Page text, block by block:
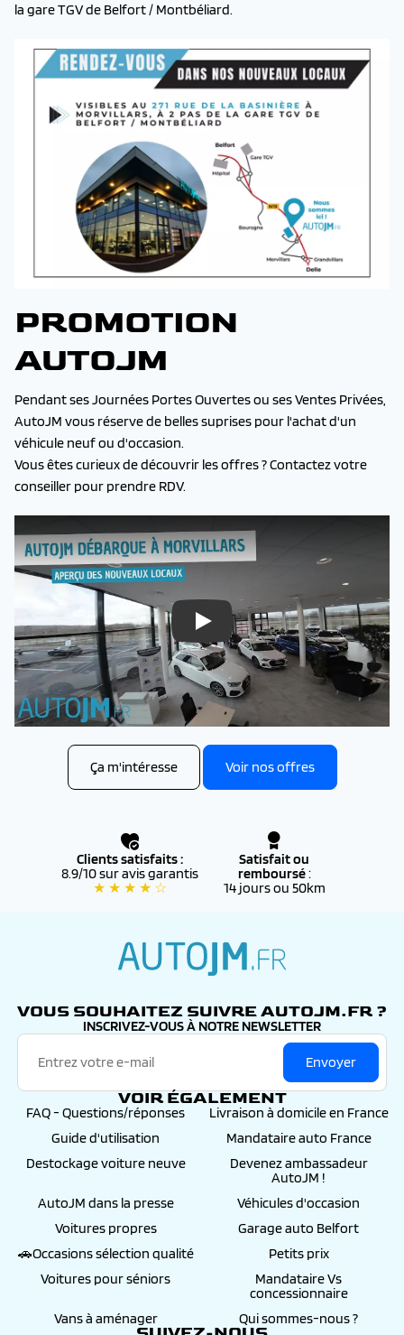
la gare TGV de Belfort / Montbéliard.
PROMOTION
AUTOJM
Pendant ses Journées Portes Ouvertes ou ses Ventes Privées,
AutoJM vous réserve de belles suprises pour l'achat d'un
véhicule neuf ou d'occasion.
Vous êtes curieux de découvrir les offres ? Contactez votre
conseiller pour prendre RDV.
Nouveaux locaux AutoJM
Ça m'intéresse Voir nos offres
Clients satisfaits :
8.9/10 sur avis garantis
★ ★ ★ ★ ☆
Satisfait ou
remboursé:
14 jours ou 50km
VOUS SOUHAITEZ SUIVRE AUTOJM.FR ?
INSCRIVEZ-VOUS À NOTRE NEWSLETTER
Envoyer
VOIR ÉGALEMENT
FAQ - Questions/réponses
Livraison à domicile en France
Guide d'utilisation
Mandataire auto France
Destockage voiture neuve
Devenez ambassadeur
AutoJM !
AutoJM dans la presse
Véhicules d'occasion
Voitures propres
Garage auto Belfort
🚗Occasions sélection qualité
Petits prix
Voitures pour séniors
Mandataire Vs
concessionnaire
Vans à aménager
Qui sommes-nous ?